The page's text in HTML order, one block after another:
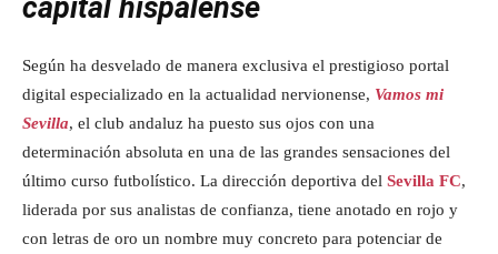
capital hispalense
Según ha desvelado de manera exclusiva el prestigioso portal
digital especializado en la actualidad nervionense, Vamos mi
Sevilla, el club andaluz ha puesto sus ojos con una
determinación absoluta en una de las grandes sensaciones del
último curso futbolístico. La dirección deportiva del Sevilla FC,
liderada por sus analistas de confianza, tiene anotado en rojo y
con letras de oro un nombre muy concreto para potenciar de